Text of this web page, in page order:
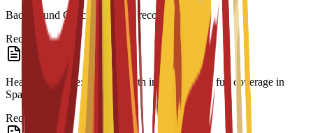
Background Check: Criminal record check.
Required
Health Insurance: Private health insurance with full coverage in
Spain.
Required